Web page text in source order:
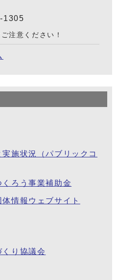
1305
注意ください！
施状況（パブリックコ
ろう事業補助金
情報ウェブサイト
くり協議会